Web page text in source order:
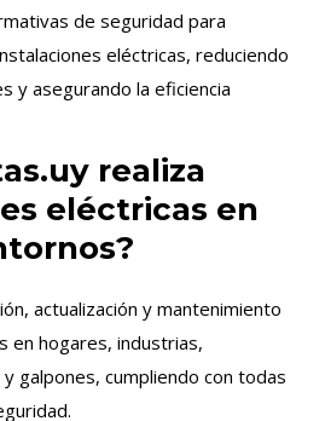
de seguridad para
eléctricas, reduciendo
y asegurando la eficiencia
realiza
eléctricas en
actualización y mantenimiento
en hogares, industrias,
galpones, cumpliendo con todas